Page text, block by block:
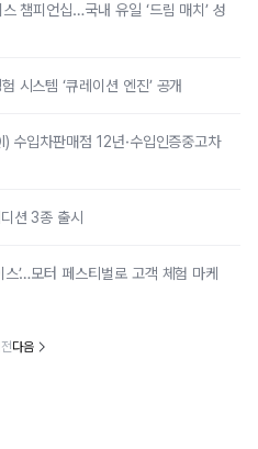
챔피언십…국내 유일 ‘드림 매치’ 성
시스템 ‘큐레이션 엔진’ 공개
수입차판매점 12년·수입인증중고차
션 3종 출시
’…모터 페스티벌로 고객 체험 마케
다음